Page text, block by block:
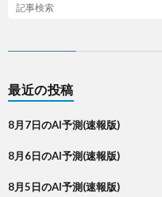
最近の投稿
8月7日のAI予測(速報版)
8月6日のAI予測(速報版)
8月5日のAI予測(速報版)